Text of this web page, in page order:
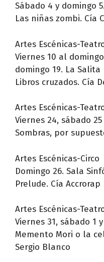
Sábado 4 y domingo
Las niñas zombi. Cía
Artes Escénicas-
Viernes 10 al
domingo 19. La Salita
Libros cruzados. Cía
Artes Escénicas-
Viernes 24, sábado
Sombras, por
Artes Escénicas-Circo
Domingo 26. Sala
Prelude. Cía Accrorap
Artes Escénicas-
Viernes 31, sábado 1
Memento Mori o la
Sergio Blanco